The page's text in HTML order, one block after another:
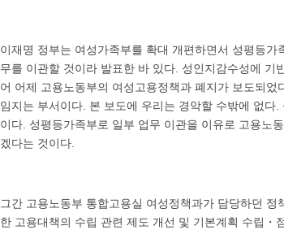
이재명 정부는 여성가족부를 확대 개편하면서 성평등
무를 이관할 것이라 발표한 바 있다. 성인지감수성에
어 어제 고용노동부의 여성고용정책과 폐지가 보도되
임지는 부서이다. 본 보도에 우리는 경악할 수밖에 없
이다. 성평등가족부로 일부 업무 이관을 이유로 고용노
겠다는 것이다.
그간 고용노동부 통합고용실 여성정책과가 담당하던
한 고용대책의 수립 관련 제도 개선 및 기본계획 수립